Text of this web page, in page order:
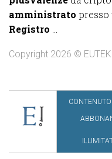
amministrato
Registro
Copyright 2026 ©